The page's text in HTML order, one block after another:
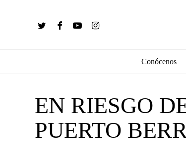
twitter facebookyoutubeinstagram
Conócenos
EN RIESGO
PUERTO